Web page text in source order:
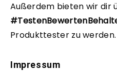
Außerdem bieten wir dir
Produkttester zu werden.
Impressum